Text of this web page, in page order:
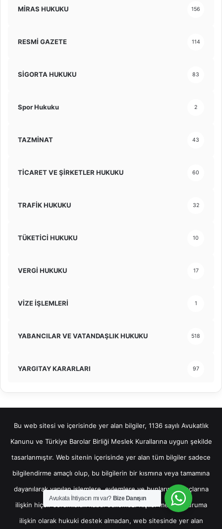
MİRAS HUKUKU 156
RESMİ GAZETE 114
SİGORTA HUKUKU 83
Spor Hukuku 2
TAZMİNAT 43
TİCARET VE ŞİRKETLER HUKUKU 60
TRAFİK HUKUKU 32
TÜKETİCİ HUKUKU 10
VERGİ HUKUKU 17
VİZE İŞLEMLERİ 1
YABANCILAR VE VATANDAŞLIK HUKUKU 518
YARGITAY KARARLARI 97
Bu web sitesi ve içerisinde yer alan bilgiler, 1136 sayılı Avukatlık
Kanunu ve Türkiye Barolar Birliği Meslek Kurallarına uygun şekilde
tasarlanmıştır. Web sitenin içerisinde yer alan tüm bilgiler sadece
bilgilendirme amaçlı olup, bu bilgilerin bir kısmına veya tamamına
dayanılarak yapılan işlemlere, eylemlere ve bunların sonuçlarına
ilişkin hiçbir sorumluluk kabul edilemez. Kişiler mevcut duruma
ilişkin olarak hukuki destek almadan, web sitesinde yer alan
Avukata İhtiyacın mı var? Bize Danışın